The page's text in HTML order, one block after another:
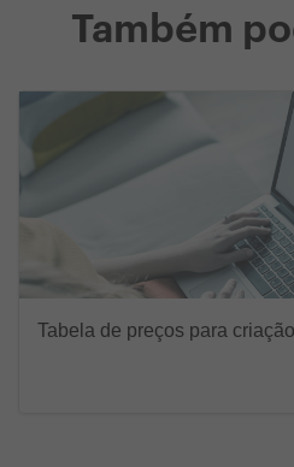
Também
Tabela de preços para